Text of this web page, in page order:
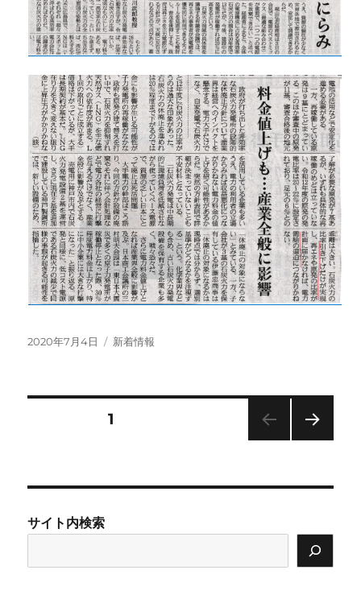
投
2020年7月4日
カ
新着情報
の
ペ
ー
固定ページ1
サイト内検索